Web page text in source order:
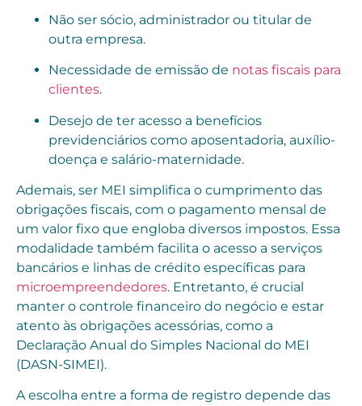
Não ser sócio, administrador ou titular de
outra empresa.
Necessidade de emissão de notas fiscais para
clientes.
Desejo de ter acesso a benefícios
previdenciários como aposentadoria, auxílio-
doença e salário-maternidade.
Ademais, ser MEI simplifica o cumprimento das
obrigações fiscais, com o pagamento mensal de
um valor fixo que engloba diversos impostos. Essa
modalidade também facilita o acesso a serviços
bancários e linhas de crédito específicas para
microempreendedores. Entretanto, é crucial
manter o controle financeiro do negócio e estar
atento às obrigações acessórias, como a
Declaração Anual do Simples Nacional do MEI
(DASN-SIMEI).
A escolha entre a forma de registro depende das